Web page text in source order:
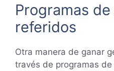
Programas
referidos
Otra manera de ganar
través de programas